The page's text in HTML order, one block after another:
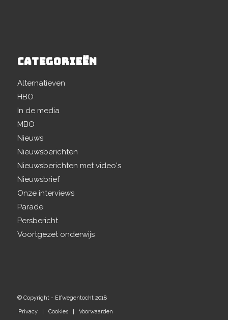
CATEGORIEËN
Alternatieven
HBO
In de media
MBO
Nieuws
Nieuwsberichten
Nieuwsberichten met video's
Nieuwsbrief
Onze interviews
Parade
Persbericht
Voortgezet onderwijs
© Copyright - Elfwegentocht 2018
Privacy Cookies Voorwaarden